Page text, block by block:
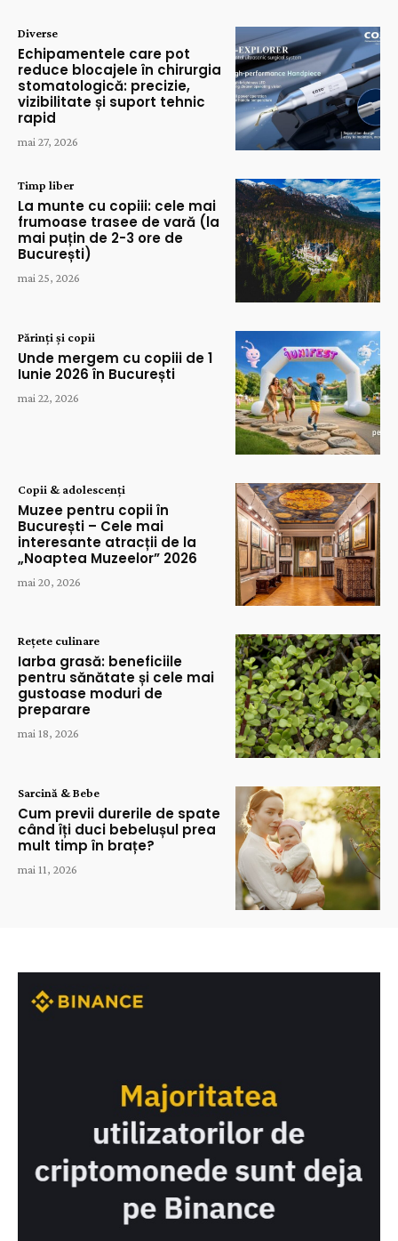
Diverse
Echipamentele care pot
reduce blocajele în chirurgia
stomatologică: precizie,
vizibilitate și suport tehnic
rapid
mai 27, 2026
Timp liber
La munte cu copiii: cele mai
frumoase trasee de vară (la
mai puțin de 2-3 ore de
București)
mai 25, 2026
Părinți și copii
Unde mergem cu copiii de 1
Iunie 2026 în București
mai 22, 2026
Copii & adolescenți
Muzee pentru copii în
București – Cele mai
interesante atracții de la
„Noaptea Muzeelor” 2026
mai 20, 2026
Rețete culinare
Iarba grasă: beneficiile
pentru sănătate și cele mai
gustoase moduri de
preparare
mai 18, 2026
Sarcină & Bebe
Cum previi durerile de spate
când îți duci bebelușul prea
mult timp în brațe?
mai 11, 2026